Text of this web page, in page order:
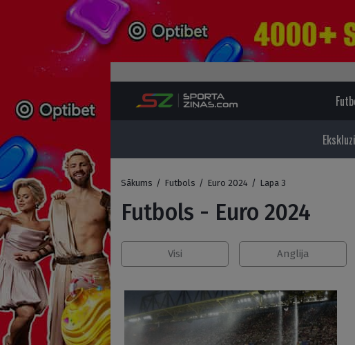
Sākums / Futbols / Euro 2024 / Lapa 3
Futbols - Euro 2024
Visi Anglija